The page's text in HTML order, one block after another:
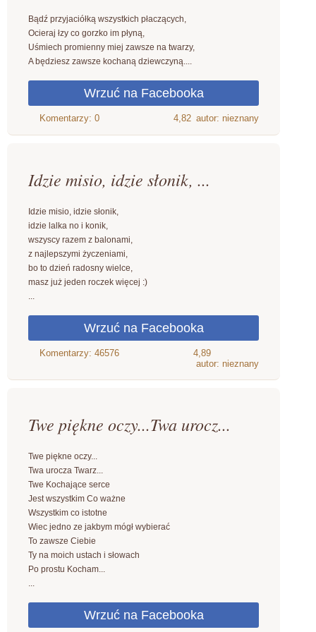
Bądź przyjaciółką wszystkich płaczących,
Ocieraj łzy co gorzko im płyną,
Uśmiech promienny miej zawsze na twarzy,
A będziesz zawsze kochaną dziewczyną....
4,82 autor: nieznany
Idzie misio, idzie słonik, ...
Idzie misio, idzie słonik,
idzie lalka no i konik,
wszyscy razem z balonami,
z najlepszymi życzeniami,
bo to dzień radosny wielce,
masz już jeden roczek więcej :)
...
4,89
autor: nieznany
Twe piękne oczy...Twa urocz...
Twe piękne oczy...
Twa urocza Twarz...
Twe Kochające serce
Jest wszystkim Co ważne
Wszystkim co istotne
Wiec jedno ze jakbym mógł wybierać
To zawsze Ciebie
Ty na moich ustach i słowach
Po prostu Kocham...
...